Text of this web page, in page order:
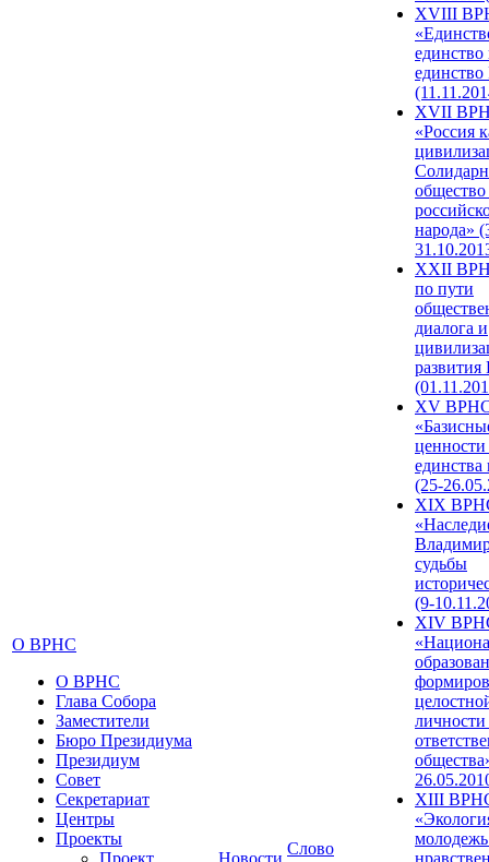
О ВРНС
О ВРНС
Глава Собора
Заместители
Бюро Президиума
Президиум
Совет
Секретариат
Центры
Проекты
Проект
Новости
Слово
XVIII
единство
единство
XVII
«Россия
народа»
XXII
по пути
диалога и
развития
XV
единства
(25-
XIX
судьбы
(9-
XIV
XIII